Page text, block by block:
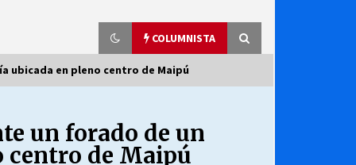
COLUMNISTA
“ORGULLOSOS DE SER DC” SALUDA
EL CUMPLEAÑOS 69
27/07/2026
ubicada en pleno centro de Maipú
un forado de un
centro de Maipú